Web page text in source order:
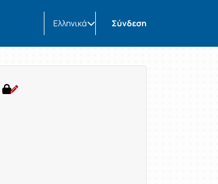
Ελληνικά Σύνδεση